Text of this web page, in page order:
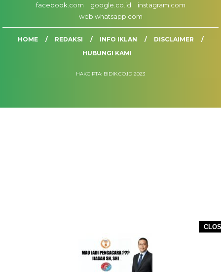
facebook.com
google.co.id
instagram.com
web.whatsapp.com
HOME REDAKSI INFO IKLAN
DISCLAIMER
HUBUNGI KAMI
HAKCIPTA: BIDIK.CO.ID 2023